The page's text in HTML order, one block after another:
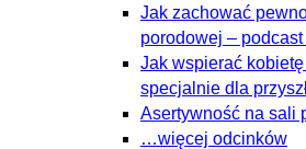
Jak zachować
porodowej –
Jak wspierać
specjalnie dla
Asertywność na sali
…więcej odcinków